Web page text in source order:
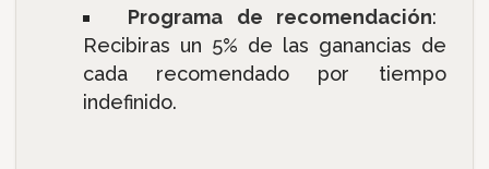
Programa de recomendación:
Recibiras un 5% de las ganancias de
cada recomendado por tiempo
indefinido.